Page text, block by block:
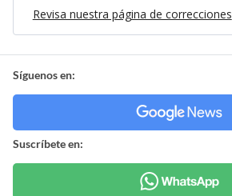
Revisa nuestra página de correcciones
Síguenos en:
Suscríbete en: